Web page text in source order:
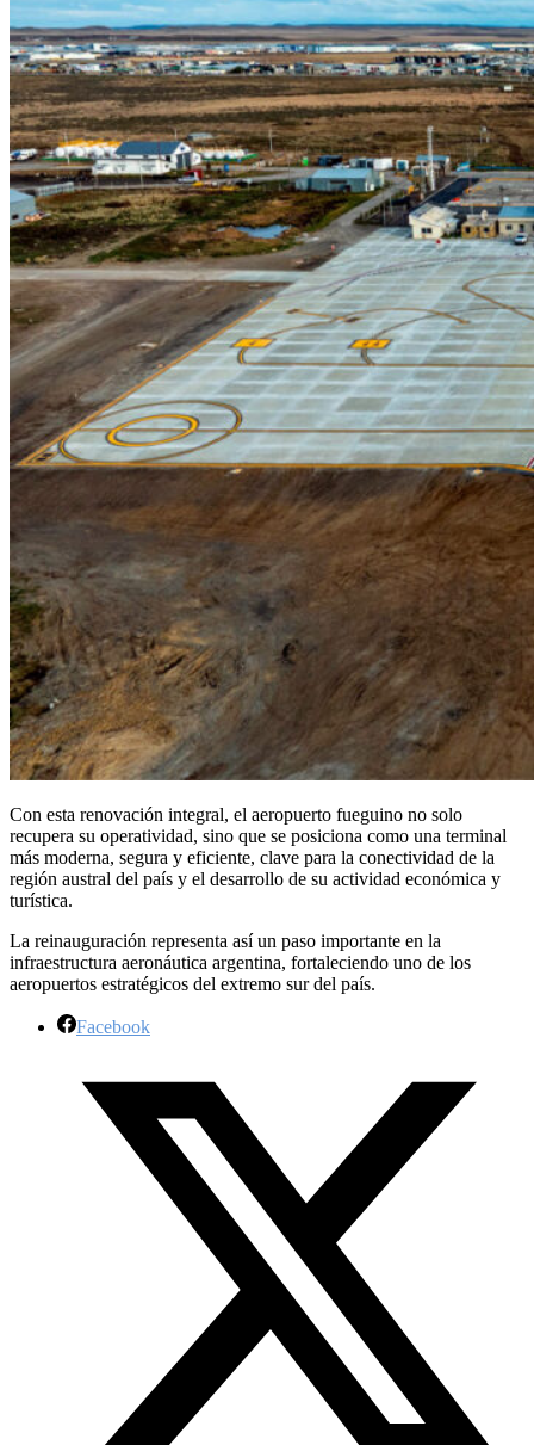
Con esta renovación integral, el aeropuerto fueguino no solo
recupera su operatividad, sino que se posiciona como una terminal
más moderna, segura y eficiente, clave para la conectividad de la
región austral del país y el desarrollo de su actividad económica y
turística.
La reinauguración representa así un paso importante en la
infraestructura aeronáutica argentina, fortaleciendo uno de los
aeropuertos estratégicos del extremo sur del país.
Facebook